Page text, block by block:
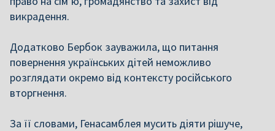
викрадення.
Додатково Бербок зауважила, що питання
повернення українських дітей неможливо
розглядати окремо від контексту російського
вторгнення.
За її словами, Генасамблея мусить діяти рішуче,